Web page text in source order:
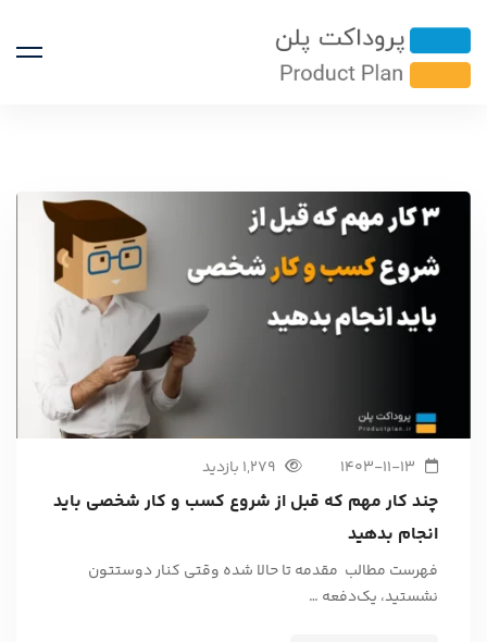
1403-11-13 1,279 بازدید
چند کار مهم که قبل از شروع کسب و کار شخصی باید
انجام بدهید
فهرست مطالب مقدمه تا حالا شده وقتی کنار دوستتون
نشستید، یک‌دفعه …